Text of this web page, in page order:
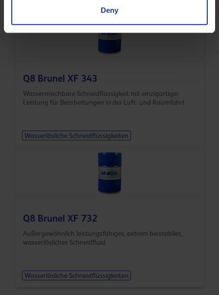
Deny
Q8 Brunel XF 343
Wassermischbare Schneidflüssigkeit mit einzigartiger
Leistung für Bearbeitungen in der Luft- und Raumfahrt
Wasserlösliche Schneidflüssigkeiten
Q8 Brunel XF 732
Außergewöhnlich leistungsfähiges, extrem biostabiles,
wasserlösliches Schneidfluid
Wasserlösliche Schneidflüssigkeiten